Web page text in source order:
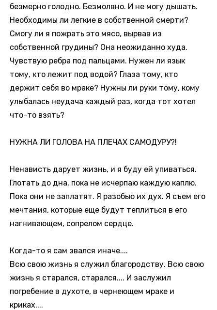
безмерно голодно. Безмолвно. И не могу дышать.
Необходимы ли легкие в собственной смерти?
Смогу ли я пожрать это мясо, вырвав из
собственной грудины? Она неожиданно худа.
Чувствую ребра под пальцами. Нужен ли язык
тому, кто лежит под водой? Глаза тому, кто
держит себя во мраке? Нужны ли руки тому, кому
улыбалась неудача каждый раз, когда тот хотел
что-то взять?
НУЖНА ЛИ ГОЛОВА НА ПЛЕЧАХ САМОДУРУ?!
Ненависть дарует жизнь, и я буду ей упиваться.
Глотать до дна, пока не исчерпаю каждую каплю.
Пока они не заплатят. Я разобью их дух. Я съем его
мечтания, которые еще будут теплиться в его
нагнивающем, сопрелом сердце.
Когда-то я сам звался иначе....
Всю свою жизнь я служил благородству. Всю свою
жизнь я старался, старался.... И заслужил
погребение в духоте, в чернеющем мраке и
криках....